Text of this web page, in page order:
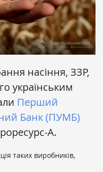
насіння, ЗЗР,
українським
Перший
Банк (ПУМБ)
А.
таких виробників,